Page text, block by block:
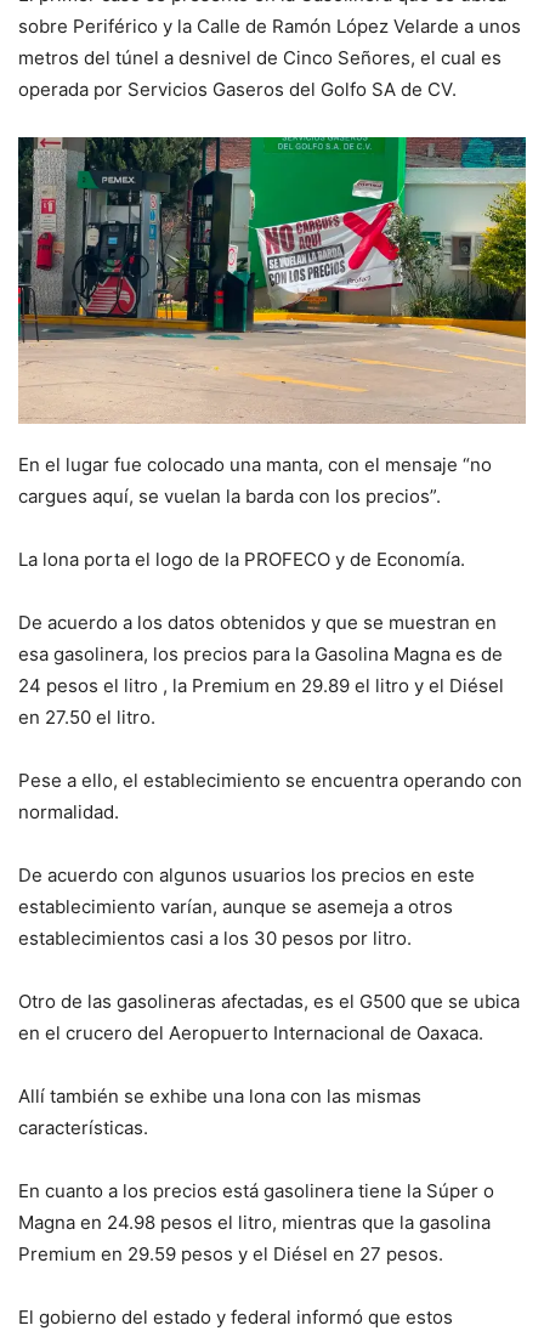
sobre Periférico y la Calle de Ramón López Velarde a unos
metros del túnel a desnivel de Cinco Señores, el cual es
operada por Servicios Gaseros del Golfo SA de CV.
En el lugar fue colocado una manta, con el mensaje “no
cargues aquí, se vuelan la barda con los precios”.
La lona porta el logo de la PROFECO y de Economía.
De acuerdo a los datos obtenidos y que se muestran en
esa gasolinera, los precios para la Gasolina Magna es de
24 pesos el litro , la Premium en 29.89 el litro y el Diésel
en 27.50 el litro.
Pese a ello, el establecimiento se encuentra operando con
normalidad.
De acuerdo con algunos usuarios los precios en este
establecimiento varían, aunque se asemeja a otros
establecimientos casi a los 30 pesos por litro.
Otro de las gasolineras afectadas, es el G500 que se ubica
en el crucero del Aeropuerto Internacional de Oaxaca.
Allí también se exhibe una lona con las mismas
características.
En cuanto a los precios está gasolinera tiene la Súper o
Magna en 24.98 pesos el litro, mientras que la gasolina
Premium en 29.59 pesos y el Diésel en 27 pesos.
El gobierno del estado y federal informó que estos